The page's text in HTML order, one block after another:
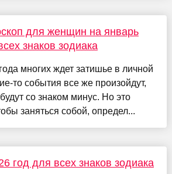
для женщин на январь
знаков зодиака
многих ждет затишье в личной
то события все же произойдут,
со знаком минус. Но это
заняться собой, определ...
год для всех знаков зодиака